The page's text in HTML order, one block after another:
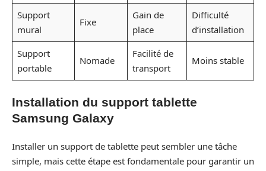
Support
mural
Fixe
Gain de
place
Difficulté
d’installation
Support
portable
Nomade
Facilité de
transport
Moins stable
Installation du support tablette
Samsung Galaxy
Installer un support de tablette peut sembler une tâche
simple, mais cette étape est fondamentale pour garantir un